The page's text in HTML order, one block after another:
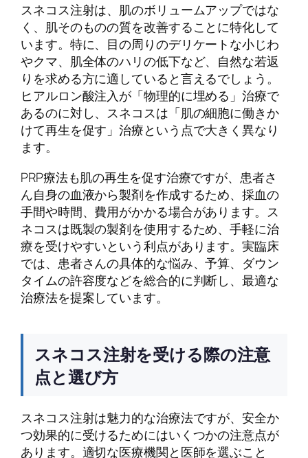
スネコス注射は、肌のボリュームアップではな
く、肌そのものの質を改善することに特化して
います。特に、目の周りのデリケートな小じわ
やクマ、肌全体のハリの低下など、自然な若返
りを求める方に適していると言えるでしょう。
ヒアルロン酸注入が「物理的に埋める」治療で
あるのに対し、スネコスは「肌の細胞に働きか
けて再生を促す」治療という点で大きく異なり
ます。
PRP療法も肌の再生を促す治療ですが、患者さ
ん自身の血液から製剤を作成するため、採血の
手間や時間、費用がかかる場合があります。ス
ネコスは既製の製剤を使用するため、手軽に治
療を受けやすいという利点があります。実臨床
では、患者さんの具体的な悩み、予算、ダウン
タイムの許容度などを総合的に判断し、最適な
治療法を提案しています。
スネコス注射を受ける際の注意
点と選び方
スネコス注射は魅力的な治療法ですが、安全か
つ効果的に受けるためにはいくつかの注意点が
あります。適切な医療機関と医師を選ぶこと